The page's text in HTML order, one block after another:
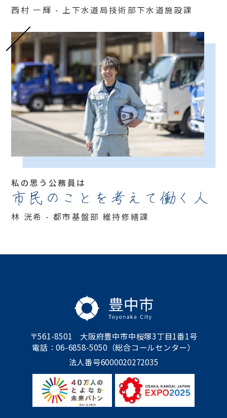
西村 一輝 - 上下水道局技術部下水道施設課
私の思う公務員は
市民のことを考えて働く人
林 洸希 - 都市基盤部 維持修繕課
〒561-8501 大阪府豊中市中桜塚3丁目1番1号
電話：06-6858-5050（総合コールセンター）
法人番号6000020272035